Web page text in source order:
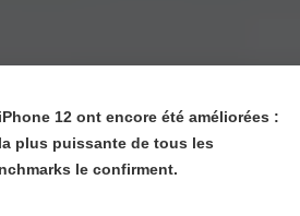
12 ont encore été améliorées :
plus puissante de tous les
le confirment.